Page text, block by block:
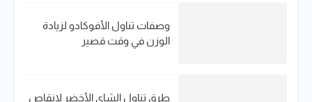
وصفات تناول الأفوكادو لزيادة
الوزن في وقت قصير
طرق تناول الشاي الأخضر لإنقاص